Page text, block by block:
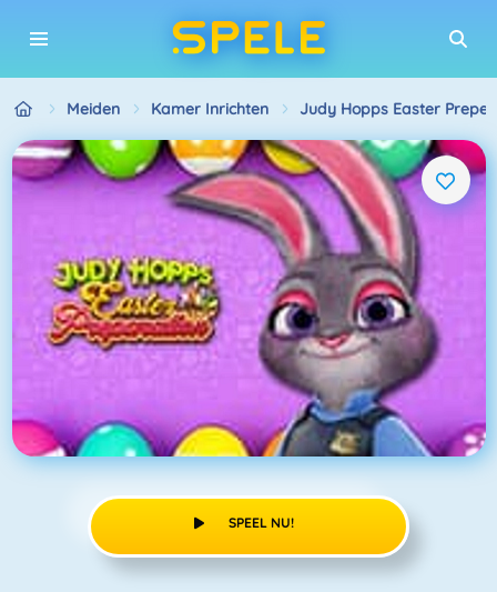
Meiden Kamer Inrichten Judy Hopps Easter
SPEEL NU!